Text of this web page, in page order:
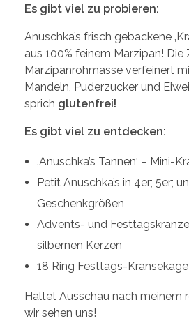
Es gibt viel zu probieren:
Anuschka’s frisch gebackene
aus 100% feinem Marzipan! Die
Marzipanrohmasse verfeinert
Mandeln, Puderzucker und
sprich glutenfrei!
Es gibt viel zu entdecken:
‚Anuschka’s Tannen‘ – Mini-
Petit Anuschka’s in 4er; 5er;
Geschenkgrößen
Advents- und
silbernen Kerzen
18 Ring Festtags-
Haltet Ausschau nach meinem
wir sehen uns!